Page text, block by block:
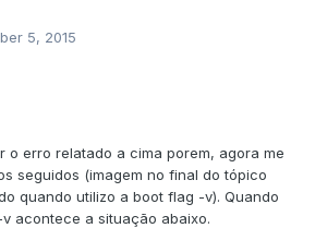
5, 2015
o erro relatado a cima porem, agora me
seguidos (imagem no final do tópico
quando utilizo a boot flag -v). Quando
acontece a situação abaixo.